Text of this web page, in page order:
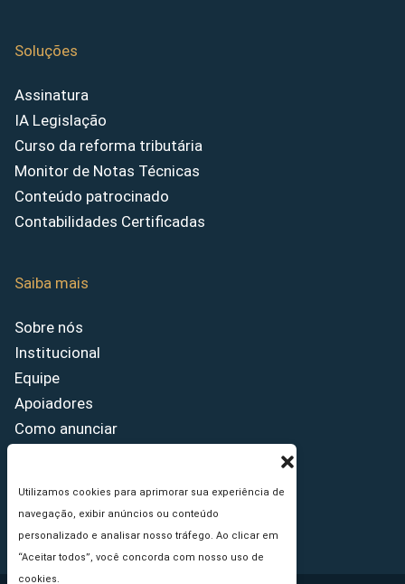
Utilizamos cookies para aprimorar sua experiência de
navegação, exibir anúncios ou conteúdo
personalizado e analisar nosso tráfego. Ao clicar em
“Aceitar todos”, você concorda com nosso uso de
cookies.
Soluções
Assinatura
IA Legislação
Curso da reforma tributária
Monitor de Notas Técnicas
Conteúdo patrocinado
Contabilidades Certificadas
Saiba mais
Sobre nós
Institucional
Equipe
Apoiadores
Como anunciar
Princípios Editoriais